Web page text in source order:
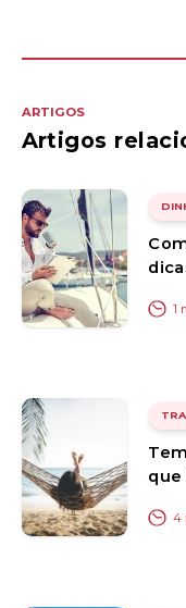
ARTIGOS
Artigos
1
que
4